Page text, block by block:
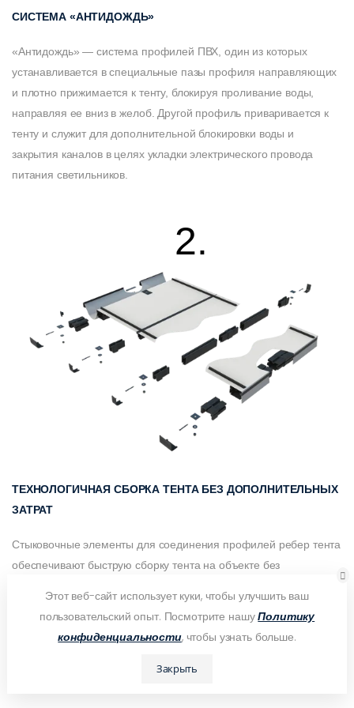
СИСТЕМА «АНТИДОЖДЬ»
«Антидождь» — система профилей ПВХ, один из которых
устанавливается в специальные пазы профиля направляющих
и плотно прижимается к тенту, блокируя проливание воды,
направляя ее вниз в желоб. Другой профиль приваривается к
тенту и служит для дополнительной блокировки воды и
закрытия каналов в целях укладки электрического провода
питания светильников.
2.
ТЕХНОЛОГИЧНАЯ СБОРКА ТЕНТА БЕЗ ДОПОЛНИТЕЛЬНЫХ
ЗАТРАТ
Стыковочные элементы для соединения профилей ребер тента
обеспечивают быструю сборку тента на объекте без
заказа подъемного оборудования для монтажа тента в сборе.
Этот веб-сайт использует куки, чтобы улучшить ваш
пользовательский опыт. Посмотрите нашуПолитику
конфиденциальности, чтобы узнать больше.
Закрыть